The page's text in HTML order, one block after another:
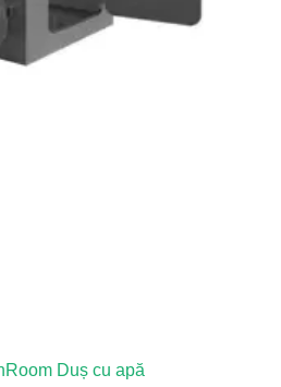
Duș cu apă